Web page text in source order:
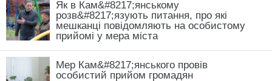
Як в Кам&#8217;янському
розв&#8217;язують питання, про які
мешканці повідомляють на особистому
прийомі у мера міста
Мер Кам&#8217;янського провів
особистий прийом громадян